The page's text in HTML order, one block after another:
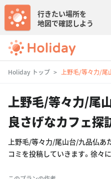
行きたい場所を
地図で確認しよう
Holiday トップ 上野毛/等々力/
上野毛/等々力/尾
良さげなカフェ探
上野毛/等々力/尾山台/九品仏あ
コミを投稿していきます。徐々